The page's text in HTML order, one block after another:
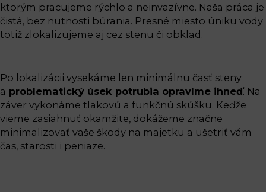
ktorým pracujeme rýchlo a neinvazívne. Naša práca je
čistá, bez nutnosti búrania. Presné miesto úniku vody
totiž zlokalizujeme aj cez stenu či obklad.
Po lokalizácii vysekáme len minimálnu časť steny
a problematický úsek potrubia opravíme ihneď. Na
záver vykonáme tlakovú a funkčnú skúšku. Keďže
vieme zasiahnuť okamžite, dokážeme značne
minimalizovať vaše škody na majetku a ušetriť vám
čas, starosti i peniaze.